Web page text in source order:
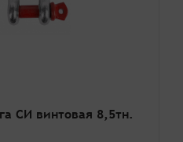
СИ винтовая 8,5тн.